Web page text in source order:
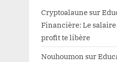
Cryptoalaune sur
Financière: Le
profit te libère
Nouhoumon sur